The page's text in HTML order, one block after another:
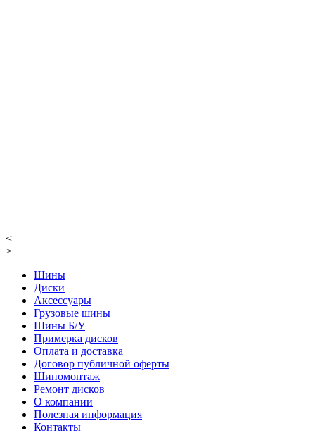
<
>
Шины
Диски
Аксессуары
Грузовые шины
Шины Б/У
Примерка дисков
Оплата и доставка
Договор публичной оферты
Шиномонтаж
Ремонт дисков
О компании
Полезная информация
Контакты